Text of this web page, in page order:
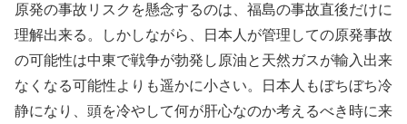
原発の事故リスクを懸念するのは、福島の事故直後だけに
理解出来る。しかしながら、日本人が管理しての原発事故
の可能性は中東で戦争が勃発し原油と天然ガスが輸入出来
なくなる可能性よりも遥かに小さい。日本人もぼちぼち冷
静になり、頭を冷やして何が肝心なのか考えるべき時に来